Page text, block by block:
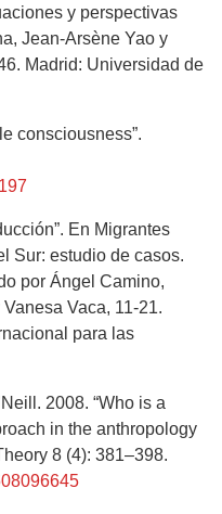
y perspectivas
Jean-Arsène Yao y
Madrid: Universidad de
consciousness”.
En Migrantes
Sur: estudio de casos.
por Ángel Camino,
Vaca, 11-21.
para las
2008. “Who is a
in the anthropology
8 (4): 381–398.